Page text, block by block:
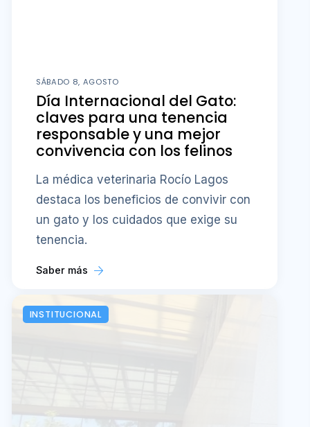
SÁBADO 8, AGOSTO
Día Internacional del Gato:
claves para una tenencia
responsable y una mejor
convivencia con los felinos
La médica veterinaria Rocío Lagos
destaca los beneficios de convivir con
un gato y los cuidados que exige su
tenencia.
Saber más
INSTITUCIONAL